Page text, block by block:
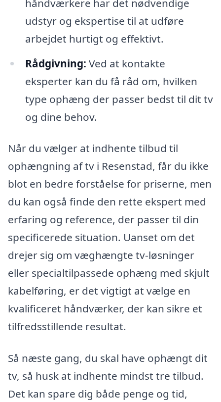
håndværkere har det nødvendige
udstyr og ekspertise til at udføre
arbejdet hurtigt og effektivt.
Rådgivning: Ved at kontakte
eksperter kan du få råd om, hvilken
type ophæng der passer bedst til dit tv
og dine behov.
Når du vælger at indhente tilbud til
ophængning af tv i Resenstad, får du ikke
blot en bedre forståelse for priserne, men
du kan også finde den rette ekspert med
erfaring og reference, der passer til din
specificerede situation. Uanset om det
drejer sig om væghængte tv-løsninger
eller specialtilpassede ophæng med skjult
kabelføring, er det vigtigt at vælge en
kvalificeret håndværker, der kan sikre et
tilfredsstillende resultat.
Så næste gang, du skal have ophængt dit
tv, så husk at indhente mindst tre tilbud.
Det kan spare dig både penge og tid,